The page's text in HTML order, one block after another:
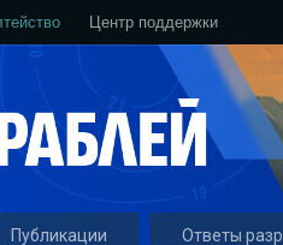
Центр поддержки
Публикации Ответы